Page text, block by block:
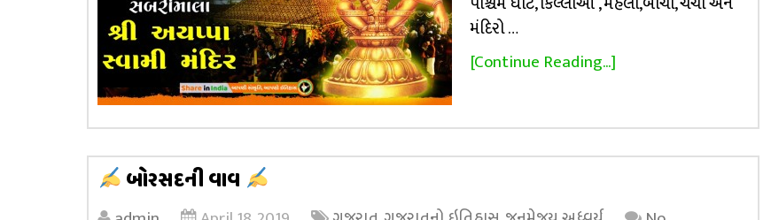
મંદિરો …
[Continue Reading...]
બોરસદની વાવ